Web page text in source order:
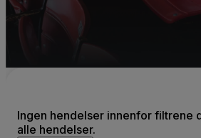
Ingen hendelser innenfor filtrene
alle hendelser.